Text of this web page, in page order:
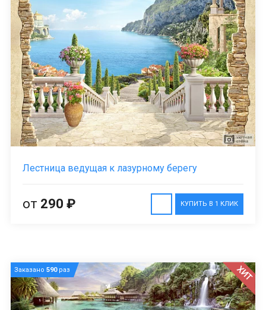
Лестница ведущая к лазурному берегу
КУПИТЬ В 1 КЛИК
от 290 ₽
Заказано 590раз ХИТ